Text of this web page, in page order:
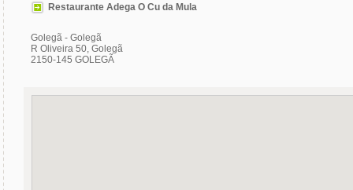
Restaurante Adega O Cu da Mula
Golegã - Golegã
R Oliveira 50, Golegã
2150-145 GOLEGÃ